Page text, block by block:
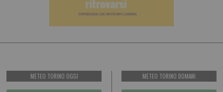
METEO TORINO OGGI METEO TORINO DOMANI